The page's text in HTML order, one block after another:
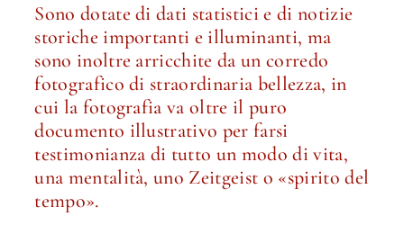
Sono dotate di dati statistici e di notizie
storiche importanti e illuminanti, ma
sono inoltre arricchite da un corredo
fotografico di straordinaria bellezza, in
cui la fotografia va oltre il puro
documento illustrativo per farsi
testimonianza di tutto un modo di vita,
una mentalità, uno Zeitgeist o «spirito del
tempo».